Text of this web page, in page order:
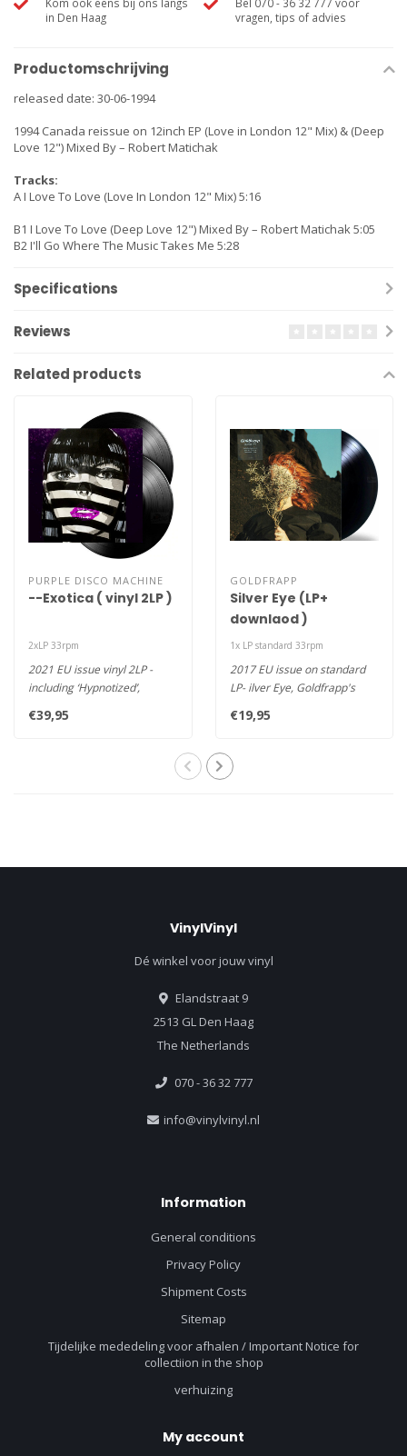
in Den Haag
vragen, tips of advies
Productomschrijving
released date: 30-06-1994
1994 Canada reissue on 12inch EP (Love in London 12" Mix) & (Deep
Love 12") Mixed By – Robert Matichak
Tracks:
A I Love To Love (Love In London 12" Mix) 5:16
B1 I Love To Love (Deep Love 12") Mixed By – Robert Matichak 5:05
B2 I'll Go Where The Music Takes Me 5:28
Specifications
Reviews
Related products
PURPLE DISCO MACHINE
--Exotica ( vinyl 2LP )
2xLP 33rpm
2021 EU issue vinyl 2LP -
including ‘Hypnotized’,
€39,95
GOLDFRAPP
Silver Eye (LP+
downlaod )
1x LP standard 33rpm
2017 EU issue on standard
LP- ilver Eye, Goldfrapp's
mus..
€19,95
VinylVinyl
Dé winkel voor jouw vinyl
Elandstraat 9
2513 GL Den Haag
The Netherlands
070 - 36 32 777
info@vinylvinyl.nl
Information
General conditions
Privacy Policy
Shipment Costs
Sitemap
Tijdelijke mededeling voor afhalen / Important Notice for
collectiion in the shop
verhuizing
My account